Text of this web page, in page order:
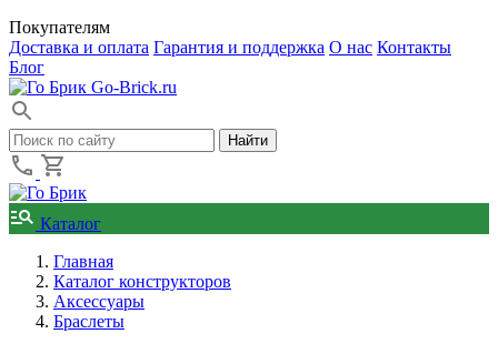
Покупателям
Доставка и оплата Гарантия и поддержка О нас Контакты
Блог
Go-Brick.ru
Каталог
Главная
Каталог конструкторов
Аксессуары
Браслеты